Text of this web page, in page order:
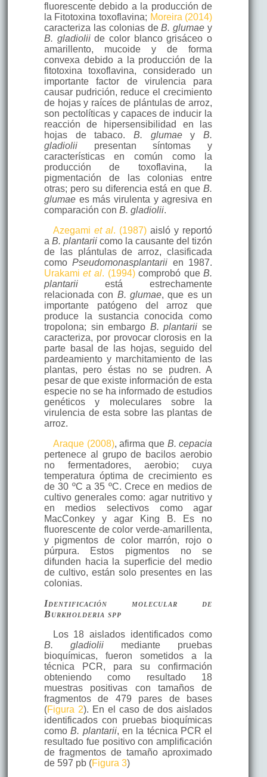
fluorescente debido a la producción de
la Fitotoxina toxoflavina; Moreira (2014)
caracteriza las colonias deB. glumae y
B. gladioliide color blanco grisáceo o
amarillento, mucoide y de forma
convexa debido a la producción de la
fitotoxina toxoflavina, considerado un
importante factor de virulencia para
causar pudrición, reduce el crecimiento
de hojas y raíces de plántulas de arroz,
son pectolíticas y capaces de inducir la
reacción de hipersensibilidad en las
hojas de tabaco.B. glumaeyB.
gladioliipresentan síntomas y
características en común como la
producción de toxoflavina, la
pigmentación de las colonias entre
otras; pero su diferencia está en queB.
glumaees más virulenta y agresiva en
comparación con B. gladiolii.
Azegami et al. (1987) aisló y reportó
a B. plantarii como la causante del tizón
de las plántulas de arroz, clasificada
comoPseudomonasplantarii en 1987.
Urakamiet al. (1994)comprobó queB.
plantariiestá estrechamente
relacionada con B. glumae, que es un
importante patógeno del arroz que
produce la sustancia conocida como
tropolona; sin embargo B. plantariise
caracteriza, por provocar clorosis en la
parte basal de las hojas, seguido del
pardeamiento y marchitamiento de las
plantas, pero éstas no se pudren. A
pesar de que existe información de esta
especie no se ha informado de estudios
genéticos y moleculares sobre la
virulencia de esta sobre las plantas de
arroz.
Araque (2008), afirma que B. cepacia
pertenece al grupo de bacilos aerobio
no fermentadores, aerobio; cuya
temperatura óptima de crecimiento es
de 30 ºC a 35 ºC. Crece en medios de
cultivo generales como: agar nutritivo y
en medios selectivos como agar
MacConkey y agar King B. Es no
fluorescente de color verde-amarillenta,
y pigmentos de color marrón, rojo o
púrpura. Estos pigmentos no se
difunden hacia la superficie del medio
de cultivo, están solo presentes en las
colonias.
Identificación molecular de
Burkholderia spp
Los 18 aislados identificados como
B. gladioliimediante pruebas
bioquímicas, fueron sometidos a la
técnica PCR, para su confirmación
obteniendo como resultado 18
muestras positivas con tamaños de
fragmentos de 479 pares de bases
(Figura 2). En el caso de dos aislados
identificados con pruebas bioquímicas
comoB. plantarii, en la técnica PCR el
resultado fue positivo con amplificación
de fragmentos de tamaño aproximado
de 597 pb (Figura 3)